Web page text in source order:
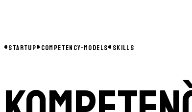
#STARTUP# COMPETENCY-MODELS# SKILLS